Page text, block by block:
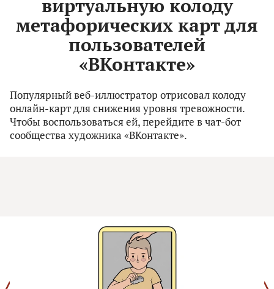
виртуальную колоду
метафорических карт для
пользователей
«ВКонтакте»
Популярный веб-иллюстратор отрисовал колоду
онлайн-карт для снижения уровня тревожности.
Чтобы воспользоваться ей, перейдите в чат-бот
сообщества художника «ВКонтакте».